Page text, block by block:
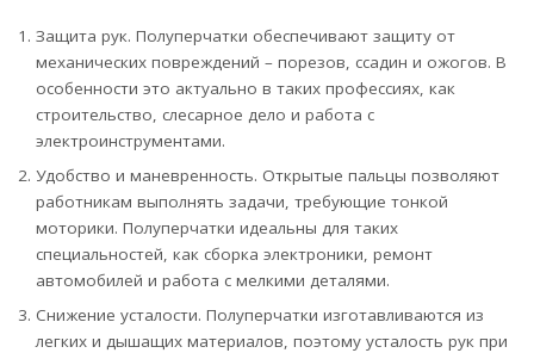
Защита рук. Полуперчатки обеспечивают защиту от
механических повреждений – порезов, ссадин и ожогов. В
особенности это актуально в таких профессиях, как
строительство, слесарное дело и работа с
электроинструментами.
Удобство и маневренность. Открытые пальцы позволяют
работникам выполнять задачи, требующие тонкой
моторики. Полуперчатки идеальны для таких
специальностей, как сборка электроники, ремонт
автомобилей и работа с мелкими деталями.
Снижение усталости. Полуперчатки изготавливаются из
легких и дышащих материалов, поэтому усталость рук при